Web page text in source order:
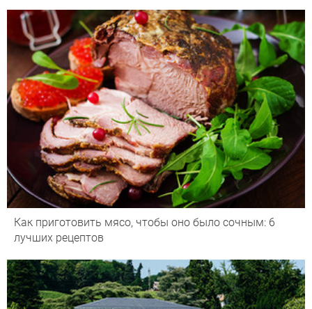
Как приготовить мясо, чтобы оно было сочным: 6
лучших рецептов